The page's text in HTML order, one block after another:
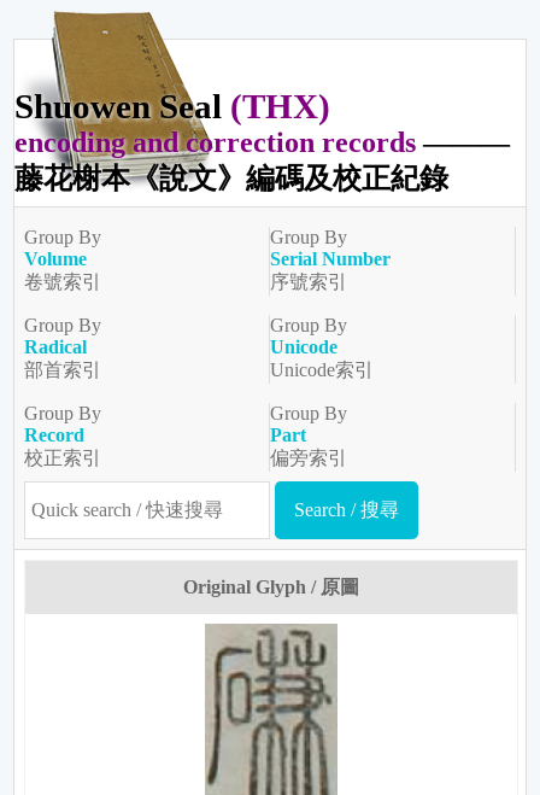
Shuowen Seal (THX)
encoding and correction records ———
藤花榭本《說文》編碼及校正紀錄
Group By
Volume
卷號索引
Group By
Serial Number
序號索引
Group By
Radical
部首索引
Group By
Unicode
Unicode索引
Group By
Record
校正索引
Group By
Part
偏旁索引
Original Glyph / 原圖